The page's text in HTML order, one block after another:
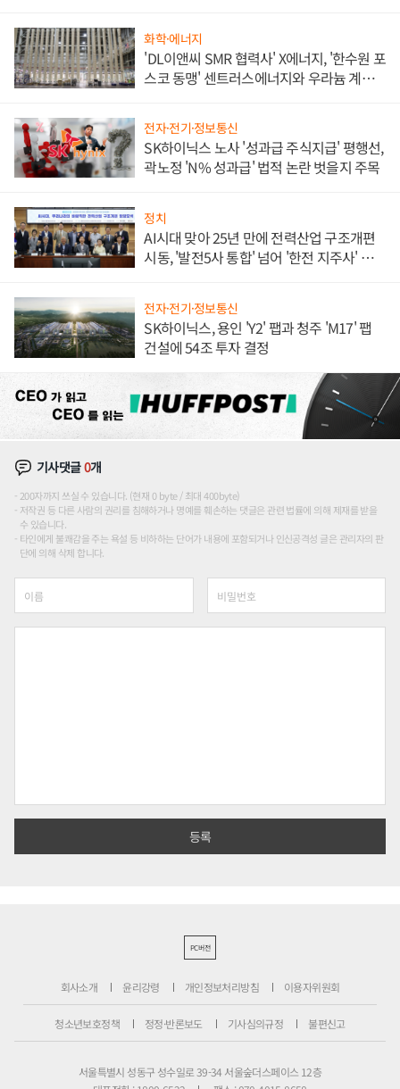
화학·에너지
'DL이앤씨 SMR 협력사' X에너지, '한수원 포
스코 동맹' 센트러스에너지와 우라늄 계약
전자·전기·정보통신
SK하이닉스 노사 '성과급 주식지급' 평행선,
곽노정 'N% 성과급' 법적 논란 벗을지 주목
정치
AI시대 맞아 25년 만에 전력산업 구조개편
시동, '발전5사 통합' 넘어 '한전 지주사' 재편
전자·전기·정보통신
SK하이닉스, 용인 'Y2' 팹과 청주 'M17' 팹
건설에 54조 투자 결정
기사댓글0개
200자까지 쓰실 수 있습니다. (현재 0 byte / 최대 400byte)
저작권 등 다른 사람의 권리를 침해하거나 명예를 훼손하는 댓글은 관련 법률에 의해 제재를 받을
수 있습니다.
타인에게 불쾌감을 주는 욕설 등 비하하는 단어가 내용에 포함되거나 인신공격성 글은 관리자의 판
단에 의해 삭제 합니다.
PC버전
회사소개 윤리강령 개인정보처리방침 이용자위원회
청소년보호정책 정정·반론보도 기사심의규정 불편신고
서울특별시 성동구 성수일로 39-34 서울숲더스페이스 12층